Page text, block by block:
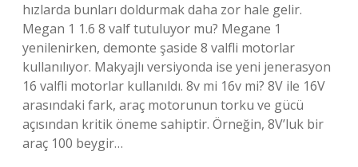
hızlarda bunları doldurmak daha zor hale gelir.
Megan 1 1.6 8 valf tutuluyor mu? Megane 1
yenilenirken, demonte şaside 8 valfli motorlar
kullanılıyor. Makyajlı versiyonda ise yeni jenerasyon
16 valfli motorlar kullanıldı. 8v mi 16v mi? 8V ile 16V
arasındaki fark, araç motorunun torku ve gücü
açısından kritik öneme sahiptir. Örneğin, 8V’luk bir
araç 100 beygir…